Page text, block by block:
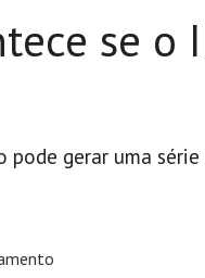
se o
pode gerar uma